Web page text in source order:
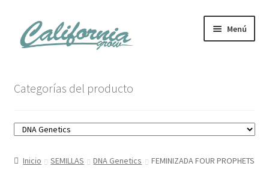
al
contenido
Menú
Carrito
Mi cuenta
Categorías del producto
Inicio SEMILLAS DNA Genetics FEMINIZADA FOUR PROPHETS